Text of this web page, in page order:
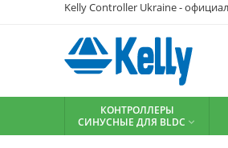
Kelly Controller Ukraine -
КОНТРОЛЛЕРЫ
СИНУСНЫЕ ДЛЯ BLDC 